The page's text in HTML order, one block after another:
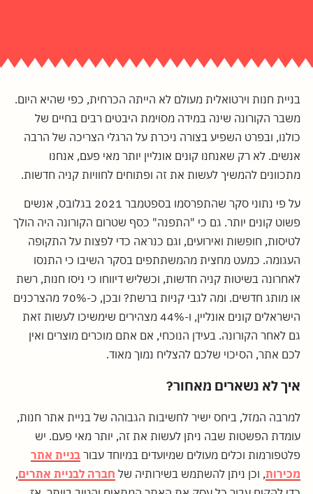
בניית חנות וירטואלית מעולם לא הייתה הכרחית, כפי שהיא היום.
משבר הקורונה שינה במידה מסוימת היבטים רבים בחיים של
כולנו, ובפרט השפיע בצורה ניכרת על הרגלי הצריכה של הרבה
אנשים. לא רק שאנחנו קונים אונליין יותר מאי פעם, אנחנו
מתכוונים להמשיך לעשות את זה ופתוחים לחוויות קניה חדשות.
על פי נתוני סקר שהתפרסמו בספטמבר 2021 בגלובס, אנשים
פשוט קונים יותר. גם כי "התפנה" כסף שטרום הקורונה היה הולך
לטיסות, חופשות ואירועים, וגם כנראה כדי לפצות על התקופה
העגומה. כמעט מחצית מהמשתתפים בסקר השיבו כי התנסו
לאחרונה בשיטות קניה חדשות, וכשליש דיווחו כי ניסו חנות, רשת
או מותג חדשים. ומה לגבי קניות ברשת? ובכן, כ-70% מהצרכנים
הישראלים קונים אונליין, ו-44% מצהירים שימשיכו לעשות זאת
גם לאחר הקורונה. בעידן הנוכחי, אם אתם מוכרים מוצרים ואין
לכם אתר, הסיכוי שלכם להצליח נמוך מאוד.
איך לא נשארים מאחור?
למרבה המזל, ביחס ישיר לחשיבות הגבוהה של בניית אתר חנות,
עומדת הפשטות שבה ניתן לעשות את זה, יותר מאי פעם. יש
פלטפורמות וכלים מעולים שמיועדים במיוחד עבור בניית אתר
מכירות, וכן ניתן להשתמש בשירותיה של חברה לבניית אתרים,